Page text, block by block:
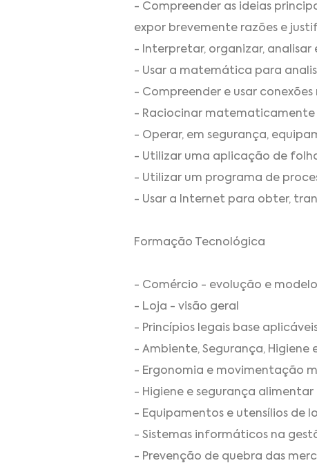
- Compreender as ideias
expor brevemente razões e
- Interpretar, organizar,
- Usar a matemática para
- Compreender e usar
- Raciocinar
- Operar, em segurança,
- Utilizar uma aplicação de
- Utilizar um programa de
- Usar a Internet para obter,
Formação Tecnológica
- Comércio - evolução e
- Loja - visão geral
- Princípios legais base
- Ambiente, Segurança, Higiene
- Ergonomia e movimentação
- Higiene e segurança alimentar
- Equipamentos e utensílios de
- Sistemas informáticos na
- Prevenção de quebra das